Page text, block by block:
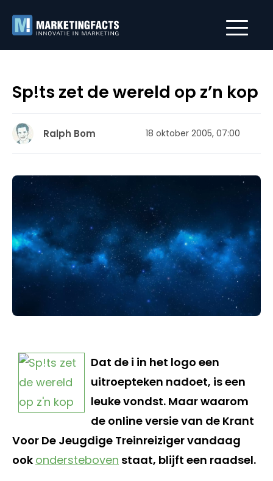
Sp!ts zet de wereld op z’n kop
Ralph Bom 18 oktober 2005, 07:00
Dat de i in het logo een
uitroepteken nadoet, is een
leuke vondst. Maar waarom
de online versie van de Krant
Voor De Jeugdige Treinreiziger vandaag
ook ondersteboven staat, blijft een raadsel.